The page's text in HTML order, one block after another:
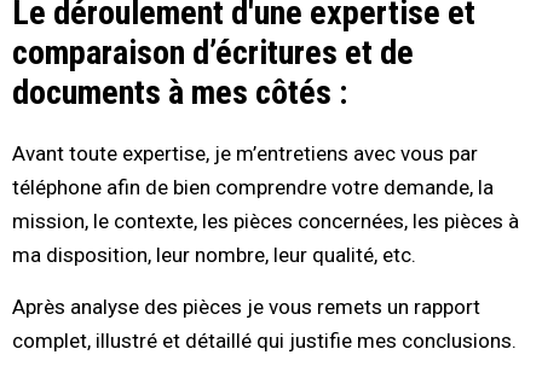
Le déroulement d'une expertise et
comparaison d’écritures et de
documents à mes côtés :
Avant toute expertise, je m’entretiens avec vous par
téléphone afin de bien comprendre votre demande, la
mission, le contexte, les pièces concernées, les pièces à
ma disposition, leur nombre, leur qualité, etc.
Après analyse des pièces je vous remets un rapport
complet, illustré et détaillé qui justifie mes conclusions.